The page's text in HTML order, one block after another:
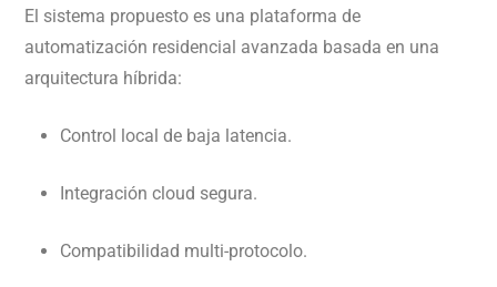
El sistema propuesto es una plataforma de
automatización residencial avanzada basada en una
arquitectura híbrida:
Control local de baja latencia.
Integración cloud segura.
Compatibilidad multi-protocolo.